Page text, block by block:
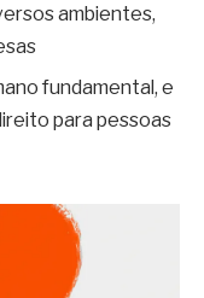
ambientes,
fundamental, e
para pessoas